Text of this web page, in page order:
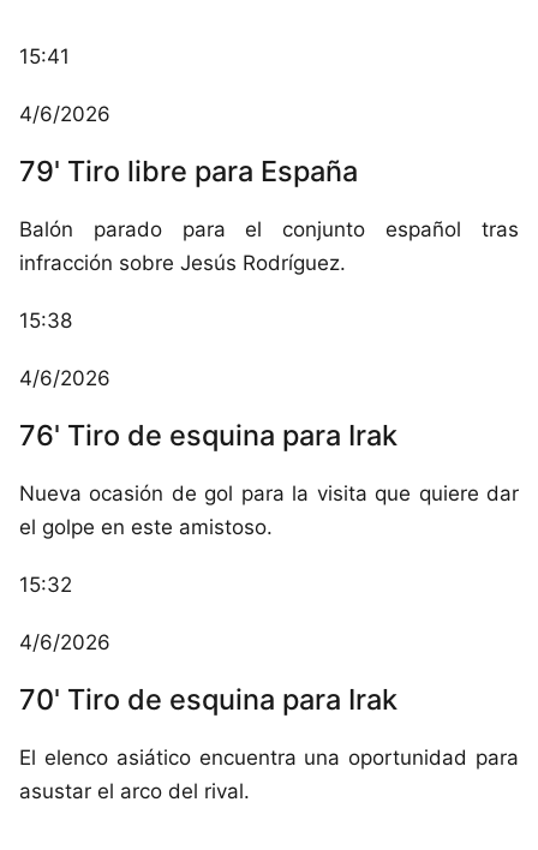
15:41
4/6/2026
79' Tiro libre para España
Balón parado para el conjunto español tras
infracción sobre Jesús Rodríguez.
15:38
4/6/2026
76' Tiro de esquina para Irak
Nueva ocasión de gol para la visita que quiere dar
el golpe en este amistoso.
15:32
4/6/2026
70' Tiro de esquina para Irak
El elenco asiático encuentra una oportunidad para
asustar el arco del rival.